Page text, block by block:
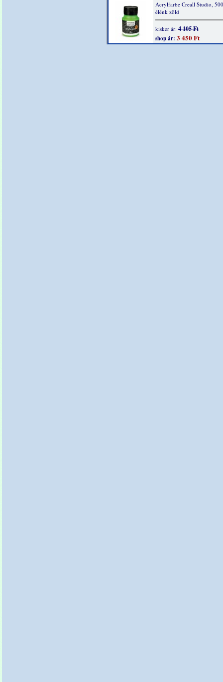
Acrylfarbe Creall Studio,
élénk zöld
kisker ár:4 105 Ft
shop ár: 3 450 Ft